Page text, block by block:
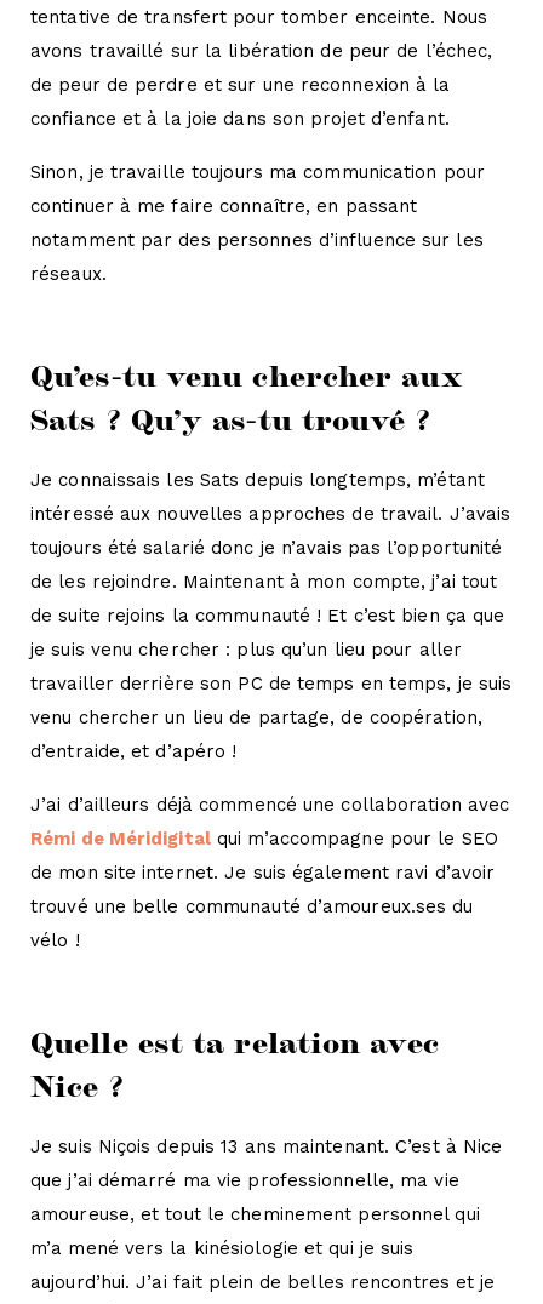
tentative de transfert pour tomber enceinte. Nous
avons travaillé sur la libération de peur de l’échec,
de peur de perdre et sur une reconnexion à la
confiance et à la joie dans son projet d’enfant.
Sinon, je travaille toujours ma communication pour
continuer à me faire connaître, en passant
notamment par des personnes d’influence sur les
réseaux.
Qu’es-tu venu chercher aux
Sats ? Qu’y as-tu trouvé ?
Je connaissais les Sats depuis longtemps, m’étant
intéressé aux nouvelles approches de travail. J’avais
toujours été salarié donc je n’avais pas l’opportunité
de les rejoindre. Maintenant à mon compte, j’ai tout
de suite rejoins la communauté ! Et c’est bien ça que
je suis venu chercher : plus qu’un lieu pour aller
travailler derrière son PC de temps en temps, je suis
venu chercher un lieu de partage, de coopération,
d’entraide, et d’apéro !
J’ai d’ailleurs déjà commencé une collaboration avec
Rémi de Méridigitalqui m’accompagne pour le SEO
de mon site internet. Je suis également ravi d’avoir
trouvé une belle communauté d’amoureux.ses du
vélo !
Quelle est ta relation avec
Nice ?
Je suis Niçois depuis 13 ans maintenant. C’est à Nice
que j’ai démarré ma vie professionnelle, ma vie
amoureuse, et tout le cheminement personnel qui
m’a mené vers la kinésiologie et qui je suis
aujourd’hui. J’ai fait plein de belles rencontres et je